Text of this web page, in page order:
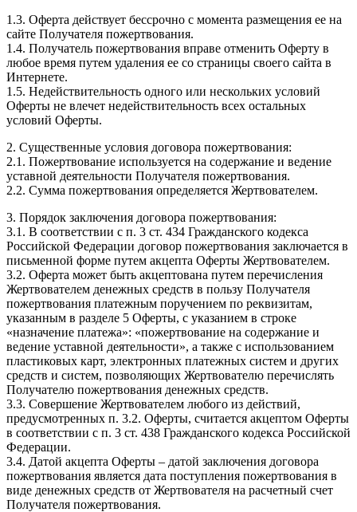
1.3. Оферта действует бессрочно с момента размещения ее на
сайте Получателя пожертвования.
1.4. Получатель пожертвования вправе отменить Оферту в
любое время путем удаления ее со страницы своего сайта в
Интернете.
1.5. Недействительность одного или нескольких условий
Оферты не влечет недействительность всех остальных
условий Оферты.
2. Существенные условия договора пожертвования:
2.1. Пожертвование используется на содержание и ведение
уставной деятельности Получателя пожертвования.
2.2. Сумма пожертвования определяется Жертвователем.
3. Порядок заключения договора пожертвования:
3.1. В соответствии с п. 3 ст. 434 Гражданского кодекса
Российской Федерации договор пожертвования заключается в
письменной форме путем акцепта Оферты Жертвователем.
3.2. Оферта может быть акцептована путем перечисления
Жертвователем денежных средств в пользу Получателя
пожертвования платежным поручением по реквизитам,
указанным в разделе 5 Оферты, с указанием в строке
«назначение платежа»: «пожертвование на содержание и
ведение уставной деятельности», а также с использованием
пластиковых карт, электронных платежных систем и других
средств и систем, позволяющих Жертвователю перечислять
Получателю пожертвования денежных средств.
3.3. Совершение Жертвователем любого из действий,
предусмотренных п. 3.2. Оферты, считается акцептом Оферты
в соответствии с п. 3 ст. 438 Гражданского кодекса Российской
Федерации.
3.4. Датой акцепта Оферты – датой заключения договора
пожертвования является дата поступления пожертвования в
виде денежных средств от Жертвователя на расчетный счет
Получателя пожертвования.